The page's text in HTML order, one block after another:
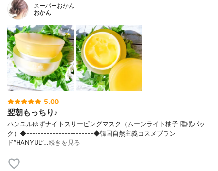
スーパーおかん
おかん
5.00
翌朝もっちり♪
ハンユルゆずナイトスリーピングマスク（ムーンライト柚子 睡眠パッ
ク）◆-----------------------◆韓国自然主義コスメブラン
ド“HANYUL”…続きを見る